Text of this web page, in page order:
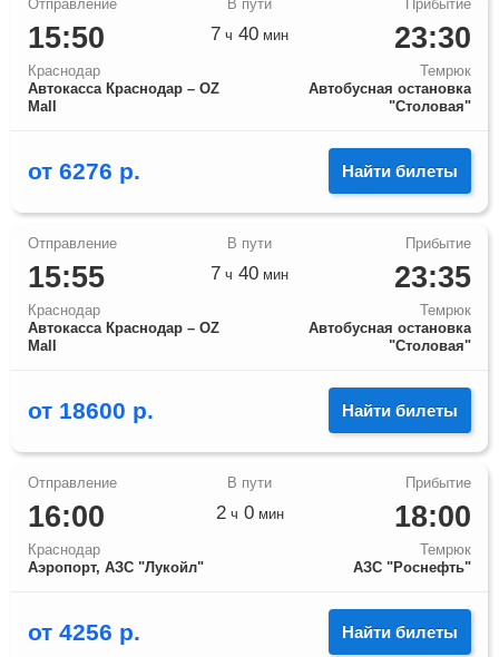
15:50
Краснодар
Автокасса Краснодар – OZ
Mall
23:30
Темрюк
Автобусная остановка
"Столовая"
7 ч 40 мин
от 6276 р. Найти билеты
15:55
Краснодар
Автокасса Краснодар – OZ
Mall
23:35
Темрюк
Автобусная остановка
"Столовая"
7 ч 40 мин
от 18600 р. Найти билеты
16:00
Краснодар
Аэропорт, АЗС "Лукойл"
18:00
Темрюк
АЗС "Роснефть"
2ч 0мин
от 4256 р. Найти билеты